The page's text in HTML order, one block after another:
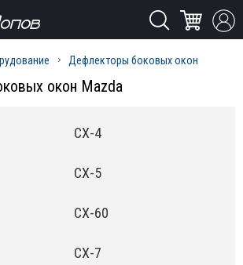
Дефлекторы боковых окон
окон Mazda
CX-4
CX-5
CX-60
CX-7